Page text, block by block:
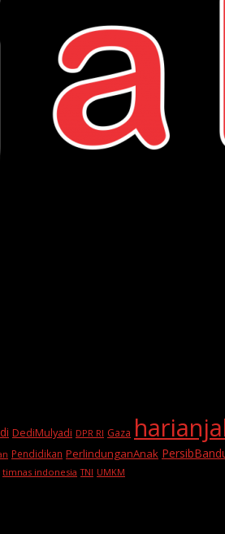
DediMulyadi DPR RI Gaza
Pendidikan PerlindunganAnak
timnas indonesia TNI UMKM